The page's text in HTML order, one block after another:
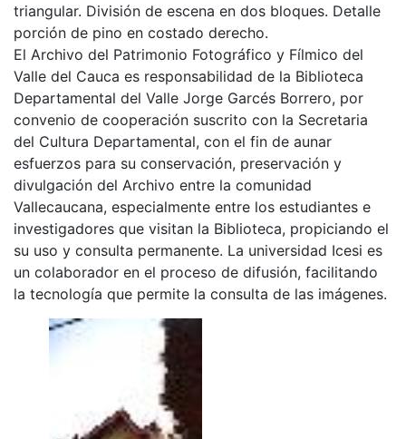
triangular. División de escena en dos bloques. Detalle
porción de pino en costado derecho.
El Archivo del Patrimonio Fotográfico y Fílmico del
Valle del Cauca es responsabilidad de la Biblioteca
Departamental del Valle Jorge Garcés Borrero, por
convenio de cooperación suscrito con la Secretaria
del Cultura Departamental, con el fin de aunar
esfuerzos para su conservación, preservación y
divulgación del Archivo entre la comunidad
Vallecaucana, especialmente entre los estudiantes e
investigadores que visitan la Biblioteca, propiciando el
su uso y consulta permanente. La universidad Icesi es
un colaborador en el proceso de difusión, facilitando
la tecnología que permite la consulta de las imágenes.